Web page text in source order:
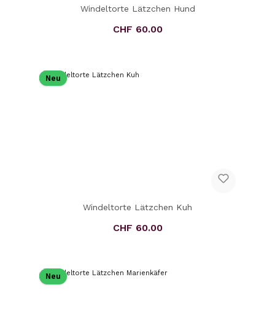
Windeltorte Lätzchen Hund
Regulärer Preis:
CHF 60.00
Neu
Windeltorte Lätzchen Kuh
Regulärer Preis:
CHF 60.00
Neu